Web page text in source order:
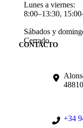
Lunes a viernes:
8:00–13:30,
Sábados y
Cerrado
CONTACTO
+34